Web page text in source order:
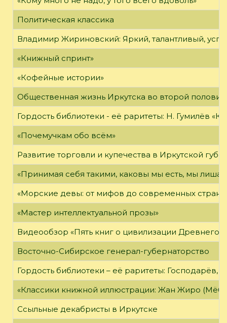
Политическая классика
Владимир Жириновский: Яркий, талантливый,
«Книжный спринт»
«Кофейные истории»
Общественная жизнь Иркутска во второй
Гордость библиотеки - её раритеты: Н. Гумилёв
«Почемучкам обо всём»
Развитие торговли и купечества в Иркутской
«Принимая себя такими, каковы мы есть, мы
«Морские девы: от мифов до современных
«Мастер интеллектуальной прозы»
Видеообзор «Пять книг о цивилизации Древнего
Восточно-Сибирское генерал-губернаторство
Гордость библиотеки – её раритеты:
«Классики книжной иллюстрации: Жан Жиро
Ссыльные декабристы в Иркутске